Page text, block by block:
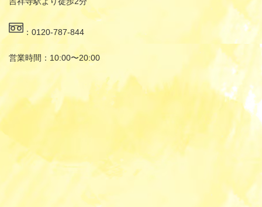
：0120-787-844
営業時間：10:00〜20:00